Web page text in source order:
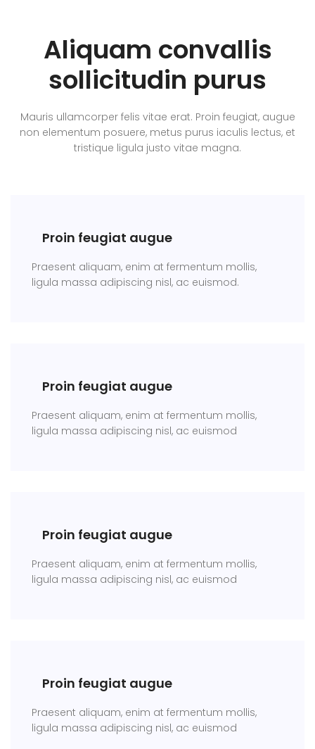
Aliquam convallis
sollicitudin purus
Mauris ullamcorper felis vitae erat. Proin feugiat, augue
non elementum posuere, metus purus iaculis lectus, et
tristique ligula justo vitae magna.
Proin feugiat augue
Praesent aliquam, enim at fermentum mollis,
ligula massa adipiscing nisl, ac euismod.
Proin feugiat augue
Praesent aliquam, enim at fermentum mollis,
ligula massa adipiscing nisl, ac euismod
Proin feugiat augue
Praesent aliquam, enim at fermentum mollis,
ligula massa adipiscing nisl, ac euismod
Proin feugiat augue
Praesent aliquam, enim at fermentum mollis,
ligula massa adipiscing nisl, ac euismod